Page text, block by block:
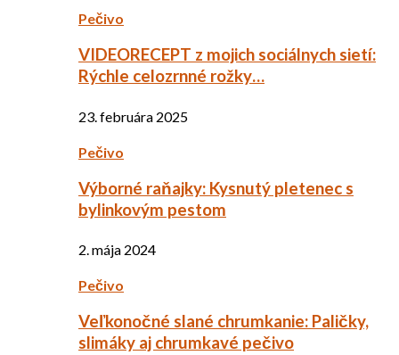
Pečivo
VIDEORECEPT z mojich sociálnych sietí:
Rýchle celozrnné rožky…
23. februára 2025
Pečivo
Výborné raňajky: Kysnutý pletenec s
bylinkovým pestom
2. mája 2024
Pečivo
Veľkonočné slané chrumkanie: Paličky,
slimáky aj chrumkavé pečivo